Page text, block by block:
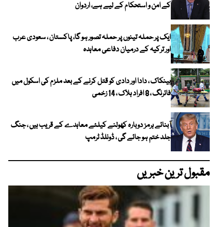
کے امن و استحکام کے لیے ہے، اردوان
ایک پر حملہ تینوں پر حملہ تصور ہو گا، پاکستان ، سعودی عرب
اور ترکیہ کے درمیان دفاعی معاہدہ
بینکاک ، دادا اور دادی کو قتل کرنے کے بعد ملزم کی اسکول میں
فائرنگ ، 8 افراد ہلاک ، 14 زخمی
آبنائے ہرمز دوبارہ کھولنے کیلئے معاہدے کے قریب ہیں ، جنگ
جلد ختم ہو جائے گی ، ڈونلڈ ٹرمپ
مقبول ترین خبریں